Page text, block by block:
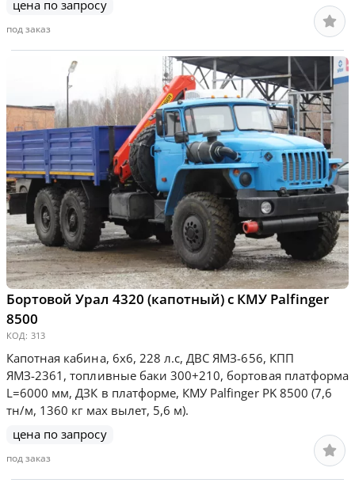
цена по запросу
под заказ
Бортовой Урал 4320 (капотный) с КМУ Palfinger
8500
КОД: 313
Капотная кабина, 6х6, 228 л.с, ДВС ЯМЗ-656, КПП
ЯМЗ-2361, топливные баки 300+210, бортовая платформа
L=6000 мм, ДЗК в платформе, КМУ Palfinger РK 8500 (7,6
тн/м, 1360 кг мах вылет, 5,6 м).
цена по запросу
под заказ